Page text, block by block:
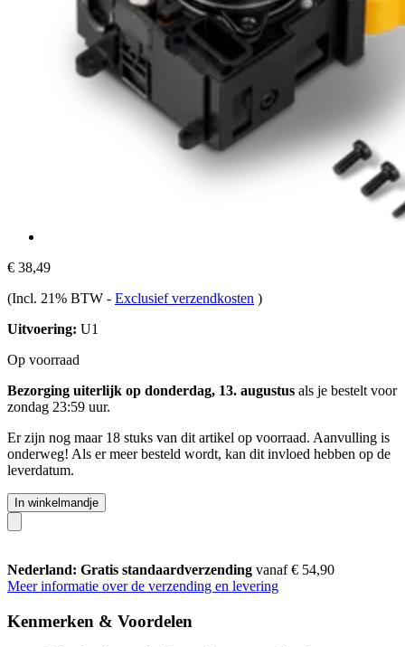
€ 38,49
(Incl. 21% BTW - Exclusief verzendkosten )
Uitvoering: U1
Op voorraad
Bezorging uiterlijk op donderdag, 13. augustus als je bestelt voor
zondag 23:59 uur.
Er zijn nog maar 18 stuks van dit artikel op voorraad. Aanvulling is
onderweg! Als er meer besteld wordt, kan dit invloed hebben op de
leverdatum.
In winkelmandje
Nederland: Gratis standaardverzending vanaf € 54,90
Meer informatie over de verzending en levering
Kenmerken & Voordelen